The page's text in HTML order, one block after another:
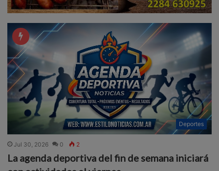
Deportes
Jul 30, 2026 0 2
La agenda deportiva del fin de semana iniciará